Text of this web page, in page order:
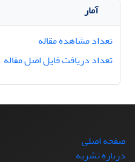
آمار
تعداد مشاهده مقاله
تعداد دریافت فایل اصل مقاله
صفحه اصلی
درباره نشریه